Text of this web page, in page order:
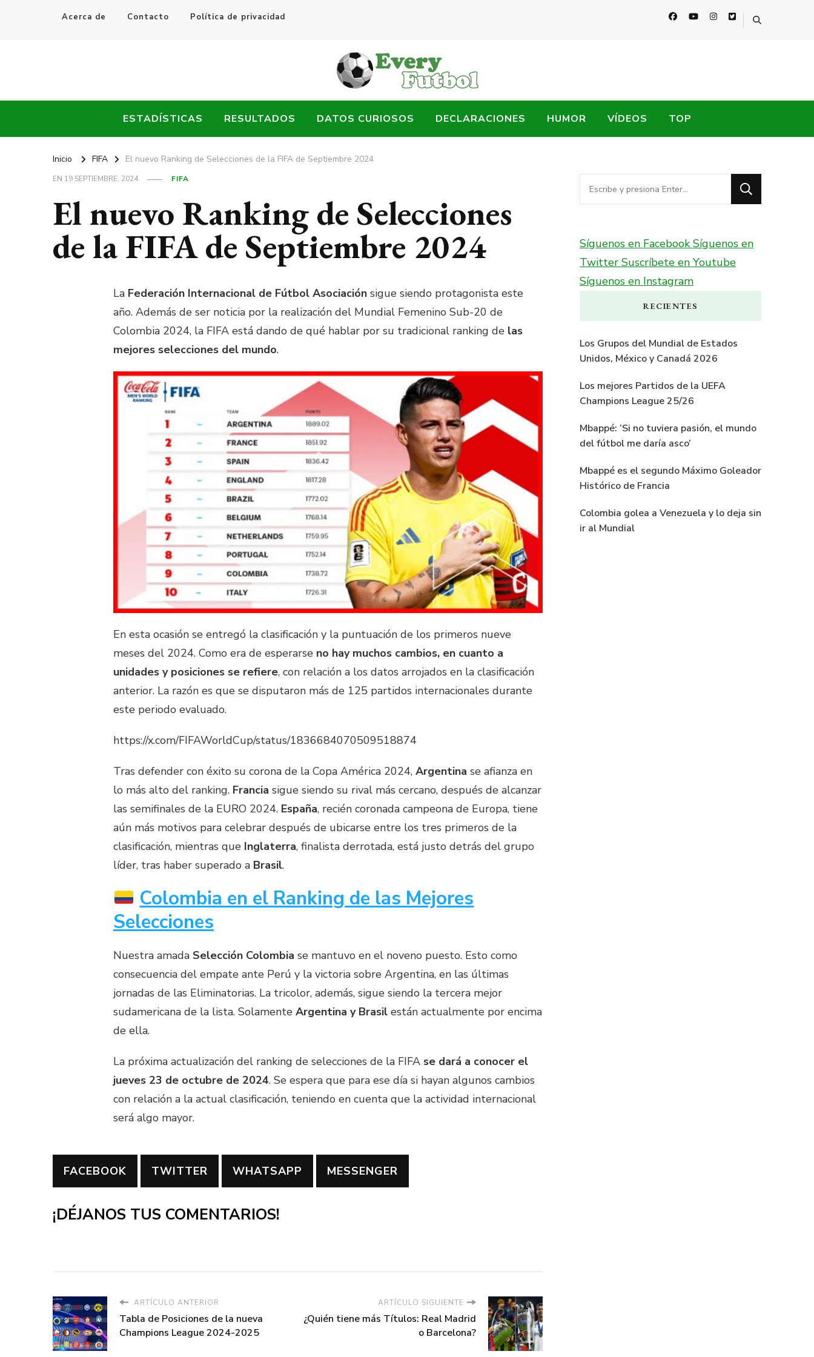
Acerca de Contacto Política de privacidad
Every Fútbol
ESTADÍSTICAS RESULTADOS DATOS CURIOSOS DECLARACIONES HUMOR VÍDEOS TOP
Inicio FIFA El nuevo Ranking de Selecciones de la FIFA de Septiembre 2024
EN 19 SEPTIEMBRE, 2024 FIFA
El nuevo Ranking de Selecciones
de la FIFA de Septiembre 2024
La Federación Internacional de Fútbol Asociación sigue siendo protagonista este
año. Además de ser noticia por la realización del Mundial Femenino Sub-20 de
Colombia 2024, la FIFA está dando de qué hablar por su tradicional ranking de las
mejores selecciones del mundo.
En esta ocasión se entregó la clasificación y la puntuación de los primeros nueve
meses del 2024. Como era de esperarse no hay muchos cambios, en cuanto a
unidades y posiciones se refiere, con relación a los datos arrojados en la clasificación
anterior. La razón es que se disputaron más de 125 partidos internacionales durante
este periodo evaluado.
https://x.com/FIFAWorldCup/status/1836684070509518874
Tras defender con éxito su corona de la Copa América 2024, Argentina se afianza en
lo más alto del ranking. Francia sigue siendo su rival más cercano, después de alcanzar
las semifinales de la EURO 2024. España, recién coronada campeona de Europa, tiene
aún más motivos para celebrar después de ubicarse entre los tres primeros de la
clasificación, mientras que Inglaterra, finalista derrotada, está justo detrás del grupo
líder, tras haber superado a Brasil.
Colombia en el Ranking de las Mejores
Selecciones
Nuestra amada Selección Colombia se mantuvo en el noveno puesto. Esto como
consecuencia del empate ante Perú y la victoria sobre Argentina, en las últimas
jornadas de las Eliminatorias. La tricolor, además, sigue siendo la tercera mejor
sudamericana de la lista. Solamente Argentina y Brasil están actualmente por encima
de ella.
La próxima actualización del ranking de selecciones de la FIFA se dará a conocer el
jueves 23 de octubre de 2024. Se espera que para ese día si hayan algunos cambios
con relación a la actual clasificación, teniendo en cuenta que la actividad internacional
será algo mayor.
FACEBOOK TWITTER WHATSAPP MESSENGER
¡DÉJANOS TUS COMENTARIOS!
ARTÍCULO ANTERIOR
Tabla de Posiciones de la nueva
Champions League 2024-2025
ARTÍCULO SIGUIENTE
¿Quién tiene más Títulos: Real Madrid
o Barcelona?
¿Buscas
algo?
Síguenos en FacebookSíguenos en
Twitter Suscríbete en Youtube
Síguenos en Instagram
RECIENTES
Los Grupos del Mundial de Estados
Unidos, México y Canadá 2026
Los mejores Partidos de la UEFA
Champions League 25/26
Mbappé: ‘Si no tuviera pasión, el mundo
del fútbol me daría asco’
Mbappé es el segundo Máximo Goleador
Histórico de Francia
Colombia golea a Venezuela y lo deja sin
ir al Mundial